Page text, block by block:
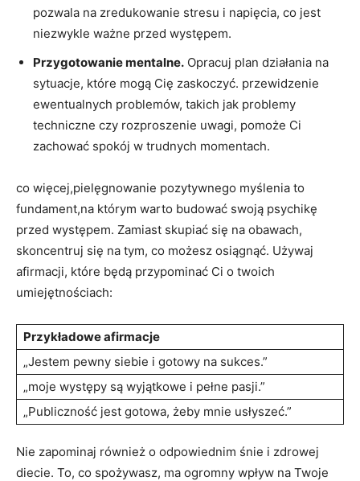
pozwala na zredukowanie stresu i napięcia, co jest
niezwykle ważne przed występem.
Przygotowanie mentalne. Opracuj plan działania na
sytuacje, które mogą Cię zaskoczyć. przewidzenie
ewentualnych problemów, takich jak problemy
techniczne czy rozproszenie uwagi, pomoże Ci
zachować spokój w trudnych momentach.
co więcej,pielęgnowanie pozytywnego myślenia to
fundament,na którym warto budować swoją psychikę
przed występem. Zamiast skupiać się na obawach,
skoncentruj się na tym, co możesz osiągnąć. Używaj
afirmacji, które będą przypominać Ci o twoich
umiejętnościach:
Przykładowe afirmacje
„Jestem pewny siebie i gotowy na sukces.”
„moje występy są wyjątkowe i pełne pasji.”
„Publiczność jest gotowa, żeby mnie usłyszeć.”
Nie zapominaj również o odpowiednim śnie i zdrowej
diecie. To, co spożywasz, ma ogromny wpływ na Twoje